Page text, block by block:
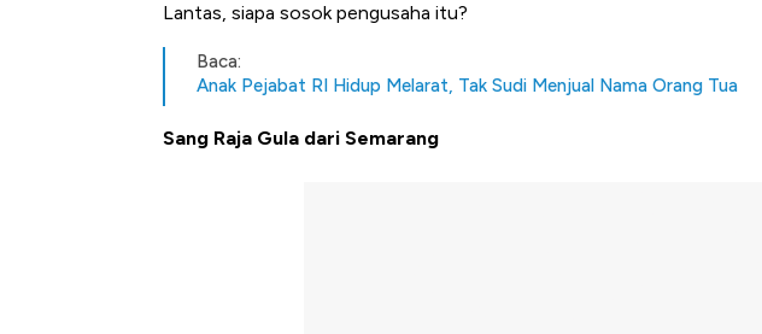
Lantas, siapa sosok pengusaha itu?
Baca:
Anak Pejabat RI Hidup Melarat, Tak Sudi Menjual Nama Orang Tua
Sang Raja Gula dari Semarang